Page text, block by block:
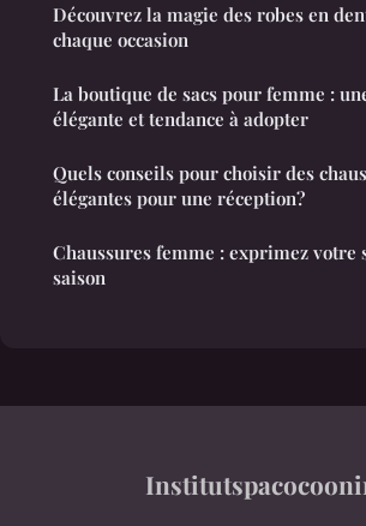
Découvrez la magie des robes en
chaque occasion
La boutique de sacs pour femme :
élégante et tendance à adopter
Quels conseils pour choisir des
élégantes pour une réception?
Chaussures femme : exprimez votre
saison